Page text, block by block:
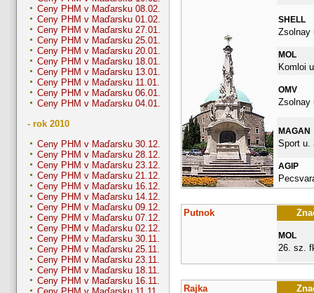
Ceny PHM v Maďarsku 08.02.
Ceny PHM v Maďarsku 01.02.
Ceny PHM v Maďarsku 27.01.
Ceny PHM v Maďarsku 25.01.
Ceny PHM v Maďarsku 20.01.
Ceny PHM v Maďarsku 18.01.
Ceny PHM v Maďarsku 13.01.
Ceny PHM v Maďarsku 11.01.
Ceny PHM v Maďarsku 06.01.
Ceny PHM v Maďarsku 04.01.
- rok 2010
Ceny PHM v Maďarsku 30.12.
Ceny PHM v Maďarsku 28.12.
Ceny PHM v Maďarsku 23.12.
Ceny PHM v Maďarsku 21.12.
Ceny PHM v Maďarsku 16.12.
Ceny PHM v Maďarsku 14.12.
Ceny PHM v Maďarsku 09.12.
Ceny PHM v Maďarsku 07.12.
Ceny PHM v Maďarsku 02.12.
Ceny PHM v Maďarsku 30.11.
Ceny PHM v Maďarsku 25.11.
Ceny PHM v Maďarsku 23.11.
Ceny PHM v Maďarsku 18.11.
Ceny PHM v Maďarsku 16.11.
SHELL
Zsolnay
MOL
Komloi
OMV
Zsolnay
MAGAN
Sport u.
AGIP
Putnok
MOL
26. sz.
Rajka